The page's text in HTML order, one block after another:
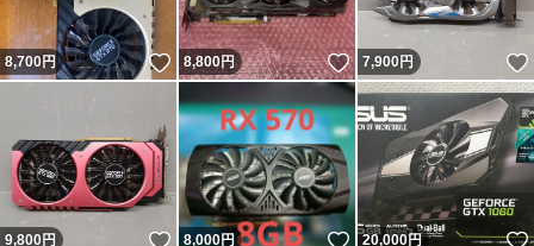
8,700円 いいね！
8,800円 いいね！
7,900円
9,800円 いいね！
8,000円 いいね！
20,000円